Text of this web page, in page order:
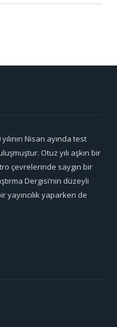
Nisan ayında test
Otuz yılı aşkın bir
çevrelerinde saygın bir
Dergisi’nin düzeyli
yayıncılık yaparken de